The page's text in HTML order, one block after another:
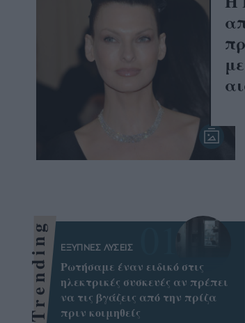
Trending ΕΞΥΠΝΕΣ ΛΥΣΕΙΣ
Ρωτήσαμε έναν ειδικό στις
ηλεκτρικές συσκευές αν πρέπει
να τις βγάζεις από την πρίζα
πριν κοιμηθείς